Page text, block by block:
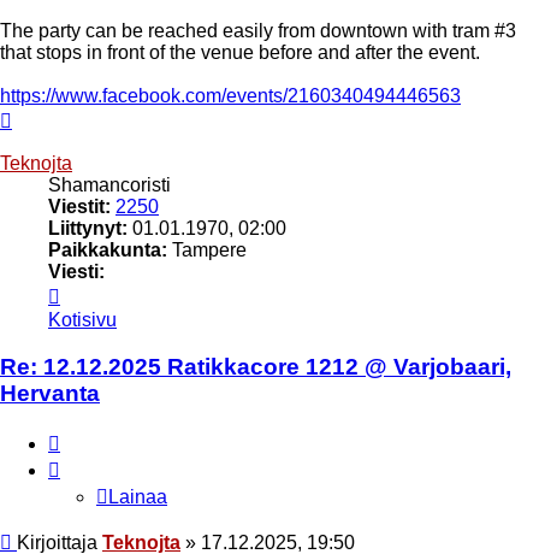
The party can be reached easily from downtown with tram #3
that stops in front of the venue before and after the event.
https://www.facebook.com/events/2160340494446563
Teknojta
Shamancoristi
Viestit: 2250
Liittynyt: 01.01.1970, 02:00
Paikkakunta: Tampere
Viesti:
Teknojta
Kotisivu
Re: 12.12.2025 Ratikkacore 1212 @ Varjobaari,
Hervanta
Lainaa
Viesti
Kirjoittaja Teknojta » 17.12.2025, 19:50